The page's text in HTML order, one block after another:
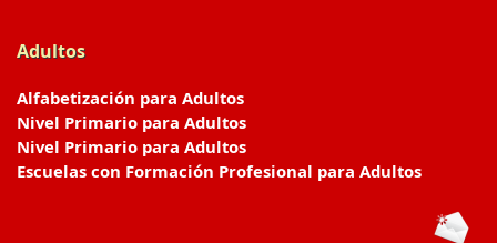
Adultos
Alfabetización para Adultos
Nivel Primario para Adultos
Nivel Primario para Adultos
Escuelas con Formación Profesional para Adultos